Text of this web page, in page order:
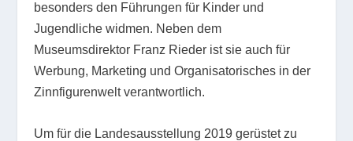
besonders den Führungen für Kinder und
Jugendliche widmen. Neben dem
Museumsdirektor Franz Rieder ist sie auch für
Werbung, Marketing und Organisatorisches in der
Zinnfigurenwelt verantwortlich.
Um für die Landesausstellung 2019 gerüstet zu